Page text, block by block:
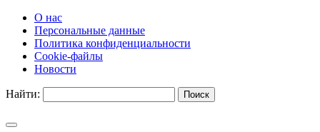
О нас
Персональные данные
Политика конфиденциальности
Cookie-файлы
Новости
Найти: